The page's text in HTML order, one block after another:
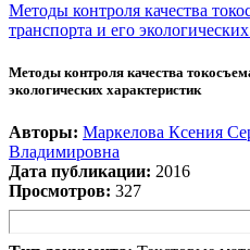
Методы контроля качества
транспорта и его
Методы контроля качества
экологических характеристик
Авторы: Маркелова Ксения
Владимировна
Дата публикации: 2016
Просмотров: 327